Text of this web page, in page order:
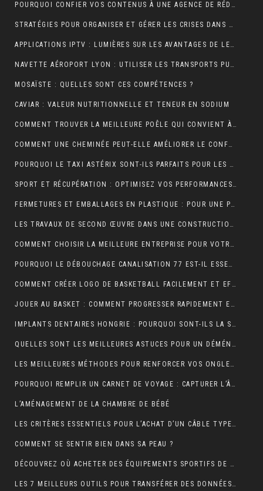
POURQUOI CONFIER VOS CONTENUS À UNE AGENCE DE RÉDACTION ? LA CLÉ DU SUCCÈS EN LIGNE
STRATÉGIES POUR ORGANISER ET GÉRER LES CRISES DANS UNE ENTREPRISE
APPLICATIONS IPTV : LUMIÈRES SUR LES AVANTAGES DE LEUR UTILISATION
NAVETTE AÉROPORT LYON : UTILISER LES TRANSPORTS PUBLICS ET TAXIS
MOSAÏSTE : QUELLES SONT CES COMPÉTENCES ?
CAVIAR : VALEUR NUTRITIONNELLE ET TENEUR EN SODIUM
COMMENT TROUVER LA MEILLEURE POÊLE QUI CONVIENT À VOTRE MAISON ?
COMMENT UNE CHEMINÉE PEUT-ELLE AMÉLIORER LE CONFORT ET L’ESTHÉTIQUE DE VOTRE MAISON ?
POURQUOI LE TAXI ASTÉRIX SONT-ILS PARFAITS POUR LES TOURISTES ?
SPORT ET RÉCUPÉRATION : OPTIMISEZ VOS PERFORMANCES AVEC LES HUILES CBD À PARIS
FERMETURES ET EMBALLAGES EN PLASTIQUE : POUR UNE PROTECTION OPTIMALE DE VOS PRODUITS
LES TRAVAUX DE SECOND ŒUVRE DANS UNE CONSTRUCTION DE MAISON
COMMENT CHOISIR LA MEILLEURE ENTREPRISE POUR VOTRE DÉMÉNAGEMENT PARIS MARSEILLE?
POURQUOI LE DÉBOUCHAGE CANALISATION 77 EST-IL ESSENTIEL POUR ÉVITER LES DÉSAGRÉMENTS MAJEURS ?
COMMENT CRÉER LOGO DE BASKETBALL FACILEMENT ET EFFICACEMENT ?
JOUER AU BASKET : COMMENT PROGRESSER RAPIDEMENT EN TECHNIQUE ?
IMPLANTS DENTAIRES HONGRIE : POURQUOI SONT-ILS LA SOLUTION IDÉALE POUR UN SOURIRE PARFAIT ET ABORDABLE ?
QUELLES SONT LES MEILLEURES ASTUCES POUR UN DÉMÉNAGEMENT ÎLE DE FRANCE RÉUSSI ET SANS TRACAS ?
LES MEILLEURES MÉTHODES POUR RENFORCER VOS ONGLES FRAGILES
POURQUOI REMPLIR UN CARNET DE VOYAGE : CAPTURER L’ÂME DE VOS AVENTURES
L’AMÉNAGEMENT DE LA CHAMBRE DE BÉBÉ
LES CRITÈRES ESSENTIELS POUR L’ACHAT D’UN CÂBLE TYPE 2 POUR VÉHICULES ÉLECTRIQUES
COMMENT SE SENTIR BIEN DANS SA PEAU ?
DÉCOUVREZ OÙ ACHETER DES ÉQUIPEMENTS SPORTIFS DE QUALITÉ EN LIGNE
LES 7 MEILLEURS OUTILS POUR TRANSFÉRER DES DONNÉES D’ANDROID VERS MAC